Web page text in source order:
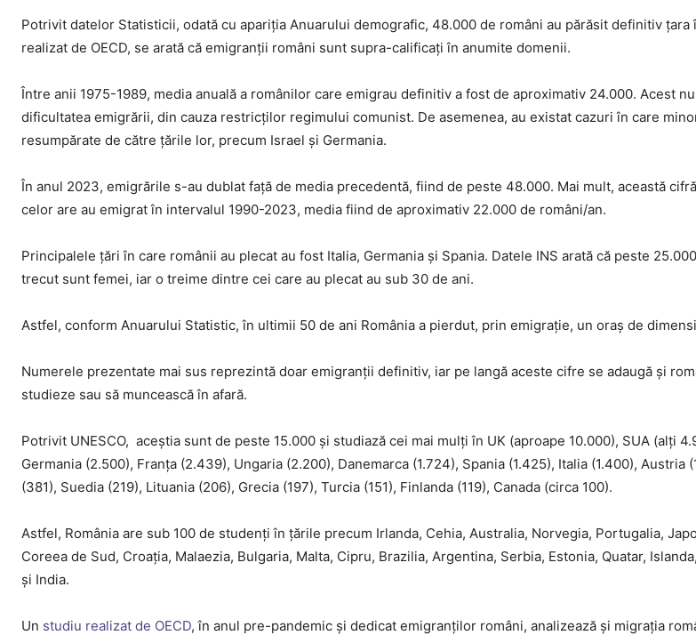
Potrivit datelor Statisticii, odată cu apariția Anuarului demografic, 48.000 de români au părăsit definitiv
realizat de OECD, se arată că emigranții români sunt supra-calificați în anumite domenii.
Între anii 1975-1989, media anuală a românilor care emigrau definitiv a fost de aproximativ 24.000. Acest
dificultatea emigrării, din cauza restricților regimului comunist. De asemenea, au existat cazuri în care
resumpărate de către țările lor, precum Israel și Germania.
În anul 2023, emigrările s-au dublat față de media precedentă, fiind de peste 48.000. Mai mult, această
celor are au emigrat în intervalul 1990-2023, media fiind de aproximativ 22.000 de români/an.
Principalele țări în care românii au plecat au fost Italia, Germania și Spania. Datele INS arată că peste
trecut sunt femei, iar o treime dintre cei care au plecat au sub 30 de ani.
Astfel, conform Anuarului Statistic, în ultimii 50 de ani România a pierdut, prin emigrație, un oraș de
Numerele prezentate mai sus reprezintă doar emigranții definitiv, iar pe langă aceste cifre se adaugă și
studieze sau să muncească în afară.
Potrivit UNESCO, aceștia sunt de peste 15.000 și studiază cei mai mulți în UK (aproape 10.000), SUA (alți
Germania (2.500), Franța (2.439), Ungaria (2.200), Danemarca (1.724), Spania (1.425), Italia (1.400), Austria
(381), Suedia (219), Lituania (206), Grecia (197), Turcia (151), Finlanda (119), Canada (circa 100).
Astfel, România are sub 100 de studenți în țările precum Irlanda, Cehia, Australia, Norvegia, Portugalia,
Coreea de Sud, Croația, Malaezia, Bulgaria, Malta, Cipru, Brazilia, Argentina, Serbia, Estonia, Quatar,
și India.
Un studiu realizat de OECD, în anul pre-pandemic și dedicat emigranților români, analizează și migrația